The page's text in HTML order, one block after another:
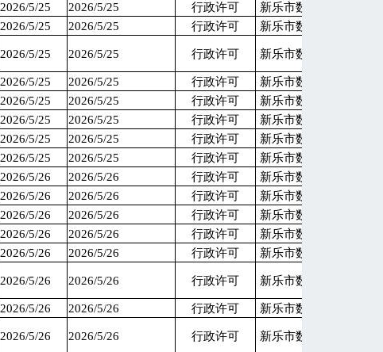
2026/5/25 2026/5/25 行政许可
新乐市数据和政务服务
2026/5/25 2026/5/25 行政许可 新乐市数据和政务服务
2026/5/25 2026/5/25 行政许可 新乐市数据和政务服务
2026/5/25 2026/5/25 行政许可
新乐市数据和政务服务
2026/5/25 2026/5/25 行政许可
新乐市数据和政务服务
2026/5/25 2026/5/25 行政许可
新乐市数据和政务服务
2026/5/25 2026/5/25 行政许可
新乐市数据和政务服务
2026/5/25 2026/5/25 行政许可
新乐市数据和政务服务
2026/5/26 2026/5/26 行政许可
新乐市数据和政务服务
2026/5/26 2026/5/26 行政许可
新乐市数据和政务服务
2026/5/26 2026/5/26 行政许可
新乐市数据和政务服务
2026/5/26 2026/5/26 行政许可
新乐市数据和政务服务
2026/5/26 2026/5/26 行政许可 新乐市数据和政务服务
2026/5/26 2026/5/26 行政许可 新乐市数据和政务服务
2026/5/26 2026/5/26 行政许可 新乐市数据和政务服务
2026/5/26 2026/5/26 行政许可 新乐市数据和政务服务